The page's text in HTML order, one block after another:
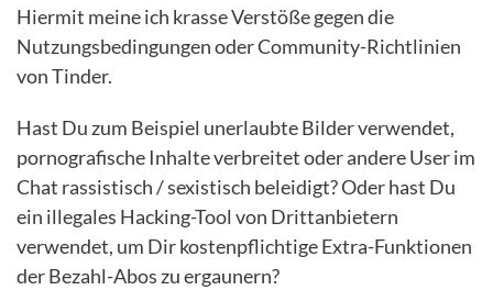
Hiermit meine ich krasse Verstöße gegen die
Nutzungsbedingungen oder Community-Richtlinien
von Tinder.
Hast Du zum Beispiel unerlaubte Bilder verwendet,
pornografische Inhalte verbreitet oder andere User im
Chat rassistisch / sexistisch beleidigt? Oder hast Du
ein illegales Hacking-Tool von Drittanbietern
verwendet, um Dir kostenpflichtige Extra-Funktionen
der Bezahl-Abos zu ergaunern?